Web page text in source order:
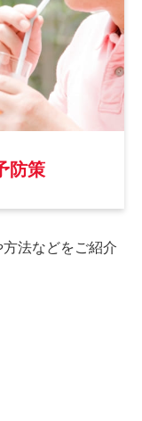
防策
法などをご紹介